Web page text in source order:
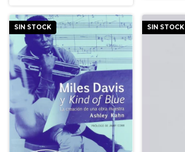
SIN STOCK SIN STOCK